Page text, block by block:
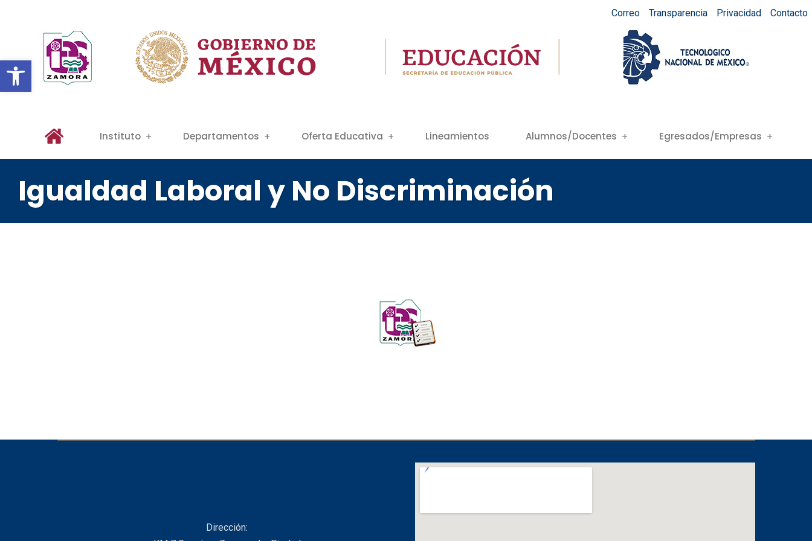
Abrir barra de herramientas
Correo Transparencia Privacidad Contacto
Instituto Departamentos Oferta Educativa Lineamientos Alumnos/Docentes Egresados/Empresas
Igualdad Laboral y No Discriminación
Dirección: